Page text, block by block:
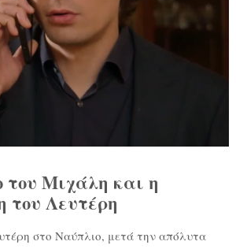
του Μιχάλη και η
του Λευτέρη
στο Ναύπλιο, μετά την απόλυτα